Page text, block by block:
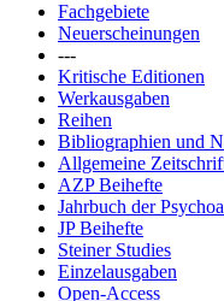
Fachgebiete
Neuerscheinungen
---
Kritische Editionen
Werkausgaben
Reihen
Bibliographien und
Allgemeine
AZP Beihefte
Jahrbuch der
JP Beihefte
Steiner Studies
Einzelausgaben
Open-Access